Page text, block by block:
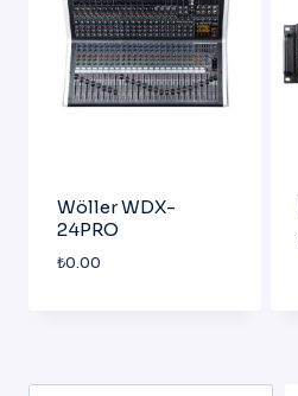
Wöller WDX-
24PRO
₺0.00